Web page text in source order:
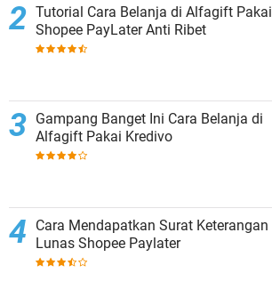
Tutorial Cara Belanja di Alfagift Pakai
Shopee PayLater Anti Ribet
Gampang Banget Ini Cara Belanja di
Alfagift Pakai Kredivo
Cara Mendapatkan Surat Keterangan
Lunas Shopee Paylater